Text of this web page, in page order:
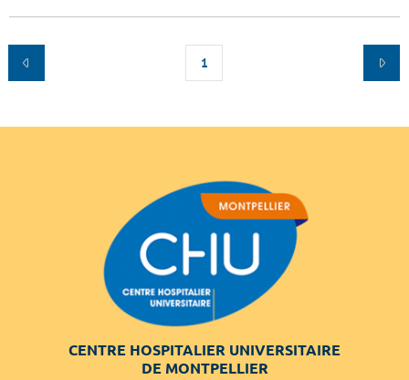
1
CENTRE HOSPITALIER UNIVERSITAIRE
DE MONTPELLIER